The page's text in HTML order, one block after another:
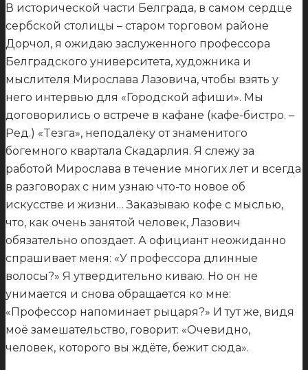
В исторической части Белграда, в самом сердце
сербской столицы – старом торговом районе
Дорчол, я ожидаю заслуженного профессора
Белградского университета, художника и
мыслителя Мирослава Лазовича, чтобы взять у
него интервью для «Городской афиши». Мы
договорились о встрече в кафане (кафе-бистро. –
Ред.) «Tезга», неподалёку от знаменитого
богемного квартала Скадарлия. Я слежу за
работой Мирослава в течение многих лет и всегда
в разговорах с ним узнаю что-то новое об
искусстве и жизни… Заказываю кофе с мыслью,
что, как очень занятой человек, Лазович
обязательно опоздает. А официант неожиданно
спрашивает меня: «У профессора длинные
волосы?» Я утвердительно киваю. Но он не
унимается и снова обращается ко мне:
«Профессор напоминает рыцаря?» И тут же, видя
моё замешательство, говорит: «Очевидно,
человек, которого вы ждёте, бежит сюда».